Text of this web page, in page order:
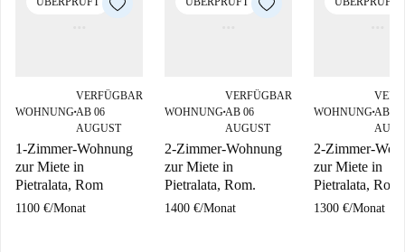
WOHNUNG■
VERFÜGBAR
AB 06
AUGUST
1-Zimmer-Wohnung
zur Miete in
Pietralata, Rom
1100 €/Monat
WOHNUNG■
VERFÜGBAR
AB 06
AUGUST
2-Zimmer-Wohnung
zur Miete in
Pietralata, Rom.
1400 €/Monat
WOHNUNG■AB 06
2-Zimmer-
zur Miete in
Pietralata, Rom
1300 €/Monat